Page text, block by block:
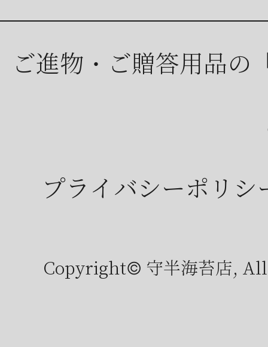
ご進物・ご贈答用品の
プライバシーポリシ
Copyright© 守半海苔店,